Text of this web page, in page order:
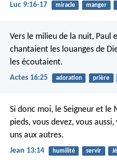
Luc 9:16-17 miracle manger
Vers le milieu de la nuit, Paul
chantaient les louanges de
les écoutaient.
Actes 16:25 adoration prière
Si donc moi, le Seigneur et le
pieds, vous devez, vous
uns aux autres.
Jean 13:14 humilité servir